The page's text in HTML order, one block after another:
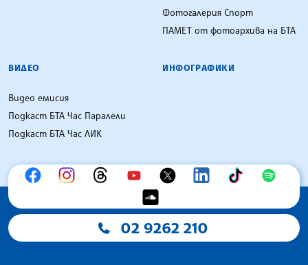
Фотогалерия Спорт
ПАМЕТ от фотоархива на БТА
ВИДЕО
Видео емисия
Подкаст БТА Час Паралели
Подкаст БТА Час ЛИК
ИНФОГРАФИКИ
02 9262 210